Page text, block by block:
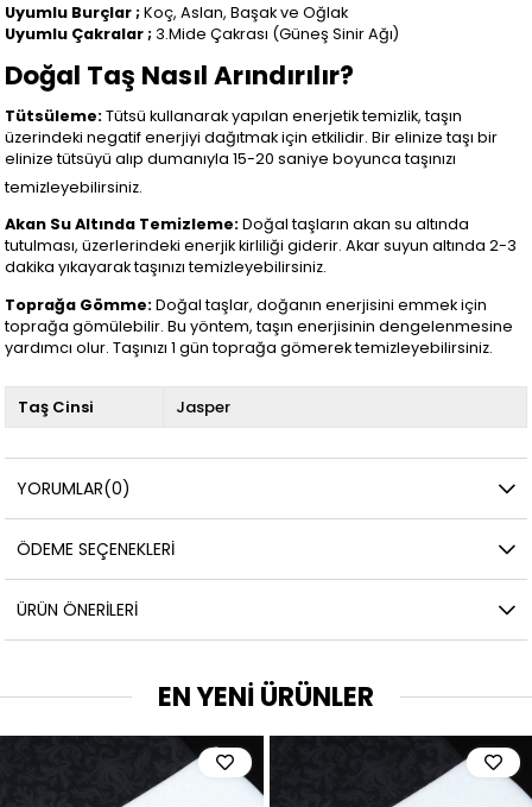
Uyumlu Burçlar ;Koç, Aslan, Başak ve Oğlak
Uyumlu Çakralar ; 3.Mide Çakrası (Güneş Sinir Ağı)
Doğal Taş Nasıl Arındırılır?
Tütsüleme:Tütsü kullanarak yapılan enerjetik temizlik, taşın
üzerindeki negatif enerjiyi dağıtmak için etkilidir. Bir elinize taşı bir
elinize tütsüyü alıp dumanıyla 15-20 saniye boyunca taşınızı
temizleyebilirsiniz.
Akan Su Altında Temizleme:Doğal taşların akan su altında
tutulması, üzerlerindeki enerjik kirliliği giderir. Akar suyun altında 2-3
dakika yıkayarak taşınızı temizleyebilirsiniz.
Toprağa Gömme:Doğal taşlar, doğanın enerjisini emmek için
toprağa gömülebilir. Bu yöntem, taşın enerjisinin dengelenmesine
yardımcı olur. Taşınızı 1 gün toprağa gömerek temizleyebilirsiniz.
Taş Cinsi Jasper
YORUMLAR(0)
ÖDEME SEÇENEKLERI
ÜRÜN ÖNERILERI
EN YENİ ÜRÜNLER